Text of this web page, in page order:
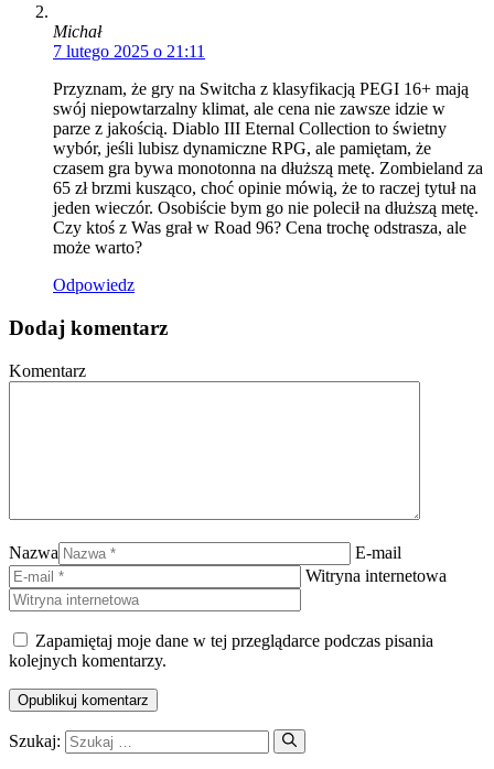
Michał
7 lutego 2025 o 21:11
Przyznam, że gry na Switcha z klasyfikacją PEGI 16+ mają
swój niepowtarzalny klimat, ale cena nie zawsze idzie w
parze z jakością. Diablo III Eternal Collection to świetny
wybór, jeśli lubisz dynamiczne RPG, ale pamiętam, że
czasem gra bywa monotonna na dłuższą metę. Zombieland za
65 zł brzmi kusząco, choć opinie mówią, że to raczej tytuł na
jeden wieczór. Osobiście bym go nie polecił na dłuższą metę.
Czy ktoś z Was grał w Road 96? Cena trochę odstrasza, ale
może warto?
Odpowiedz
Dodaj komentarz
Komentarz
Nazwa
E-mail
Witryna internetowa
Zapamiętaj moje dane w tej przeglądarce podczas pisania
kolejnych komentarzy.
Szukaj: